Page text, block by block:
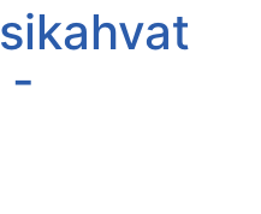
-